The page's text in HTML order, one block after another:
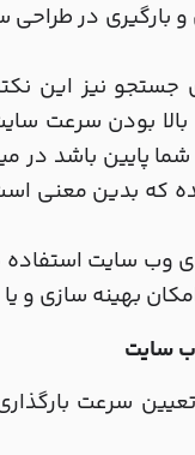
بارگیری در
نیز این
بودن سرعت
پایین باشد در
که بدین معنی
وب سایت استفاده
بهینه سازی و
سرعت